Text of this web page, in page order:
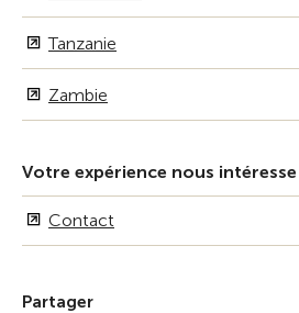
Tanzanie
Zambie
Votre expérience nous intéresse
Contact
Partager